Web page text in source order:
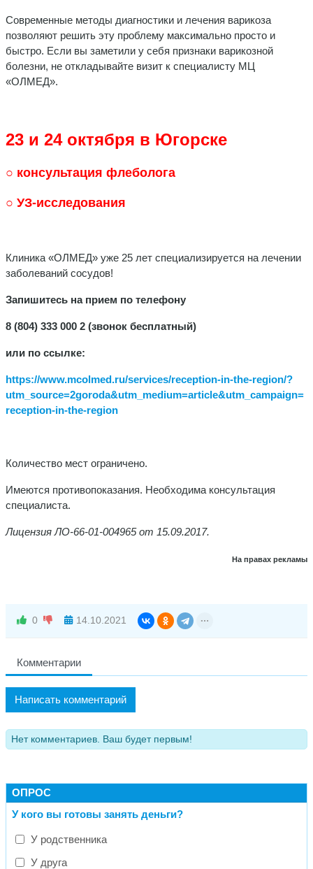
Современные методы диагностики и лечения варикоза
позволяют решить эту проблему максимально просто и
быстро. Если вы заметили у себя признаки варикозной
болезни, не откладывайте визит к специалисту МЦ
«ОЛМЕД».
23 и 24 октября в Югорске
○ консультация флеболога
○ УЗ-исследования
Клиника «ОЛМЕД» уже 25 лет специализируется на лечении
заболеваний сосудов!
Запишитесь на прием по телефону
8 (804) 333 000 2 (звонок бесплатный)
или по ссылке:
https://www.mcolmed.ru/services/reception-in-the-region/?
utm_source=2goroda&utm_medium=article&utm_campaign=
reception-in-the-region
Количество мест ограничено.
Имеются противопоказания. Необходима консультация
специалиста.
Лицензия ЛО-66-01-004965 от 15.09.2017.
На правах рекламы
0 14.10.2021
Комментарии
Написать комментарий
Нет комментариев. Ваш будет первым!
ОПРОС
У кого вы готовы занять деньги?
У родственника
У друга